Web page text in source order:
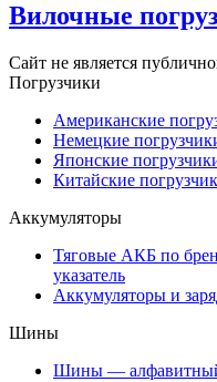
Вилочные
Сайт не является
Погрузчики
Американские
Немецкие
Японские
Китайские
Аккумуляторы
Тяговые АКБ по
указатель
Аккумуляторы и
Шины
Шины — алфавитный